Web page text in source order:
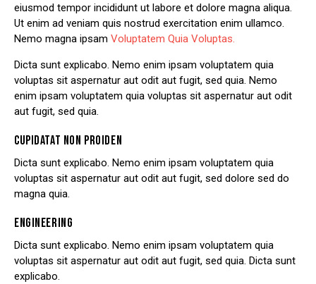
eiusmod tempor incididunt ut labore et dolore magna aliqua.
Ut enim ad veniam quis nostrud exercitation enim ullamco.
Nemo magna ipsam Voluptatem Quia Voluptas.
Dicta sunt explicabo. Nemo enim ipsam voluptatem quia
voluptas sit aspernatur aut odit aut fugit, sed quia. Nemo
enim ipsam voluptatem quia voluptas sit aspernatur aut odit
aut fugit, sed quia.
CUPIDATAT NON PROIDEN
Dicta sunt explicabo. Nemo enim ipsam voluptatem quia
voluptas sit aspernatur aut odit aut fugit, sed dolore sed do
magna quia.
ENGINEERING
Dicta sunt explicabo. Nemo enim ipsam voluptatem quia
voluptas sit aspernatur aut odit aut fugit, sed quia. Dicta sunt
explicabo.